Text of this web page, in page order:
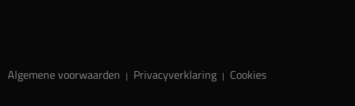
Algemene voorwaarden | Privacyverklaring | Cookies